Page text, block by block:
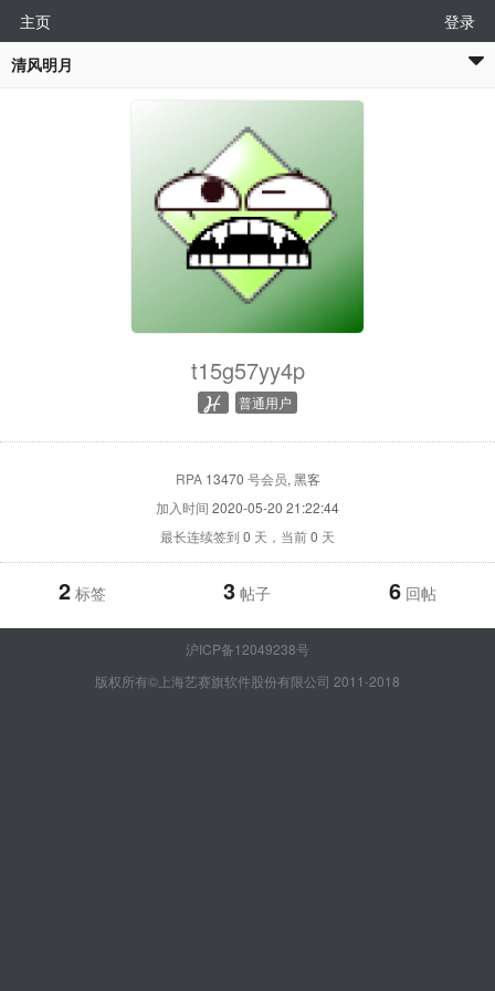
主页
登录
清风明月
t15g57yy4p
普通用户
RPA13470 号会员, 黑客
加入时间 2020-05-20 21:22:44
最长连续签到 0 天，当前0 天
2 标签 3 帖子 6 回帖
沪ICP备12049238号
版权所有©上海艺赛旗软件股份有限公司 2011-2018